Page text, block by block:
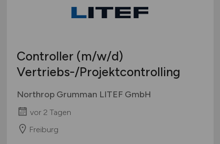
Controller (m/w/d)
Vertriebs-/Projektcontrolling
Northrop Grumman LITEF GmbH
vor 2 Tagen
Freiburg